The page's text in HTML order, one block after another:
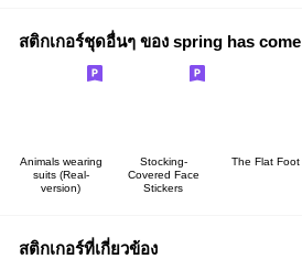
สติกเกอร์ชุดอื่นๆ ของ spring has come
Animals wearing
suits (Real-
version)
Stocking-
Covered Face
Stickers
The Flat Foot
สติกเกอร์ที่เกี่ยวข้อง